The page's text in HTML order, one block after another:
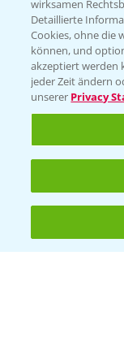
Allgemeine
Impressum
wirksamen
Detaillierte
Cookies, ohne die
können, und
akzeptiert werden
jeder Zeit ändern
unserer Privacy